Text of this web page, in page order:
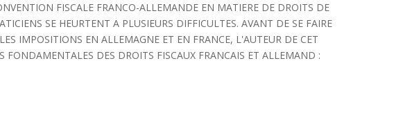
FISCALE FRANCO-ALLEMANDE EN MATIERE DE DROITS DE
SE HEURTENT A PLUSIEURS DIFFICULTES. AVANT DE SE FAIRE
IMPOSITIONS EN ALLEMAGNE ET EN FRANCE, L'AUTEUR DE CET
FONDAMENTALES DES DROITS FISCAUX FRANCAIS ET ALLEMAND :